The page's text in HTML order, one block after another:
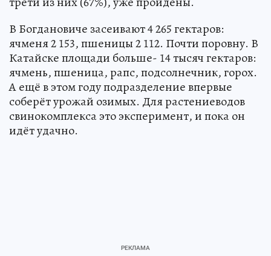
В Богдановиче засеивают 4 265 гектаров:
ячменя 2 153, пшеницы 2 112. Почти поровну. В
Катайске площади больше- 14 тысяч гектаров:
ячмень, пшеница, рапс, подсолнечник, горох.
А ещё в этом году подразделение впервые
соберёт урожай озимых. Для растениеводов
свинокомплекса это эксперимент, и пока он
идёт удачно.